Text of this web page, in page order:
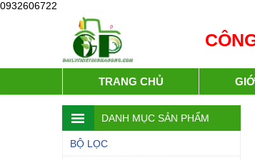
0932606722
TRANG CHỦ
DANH MỤC SẢN PHẨM
BỘ LỌC